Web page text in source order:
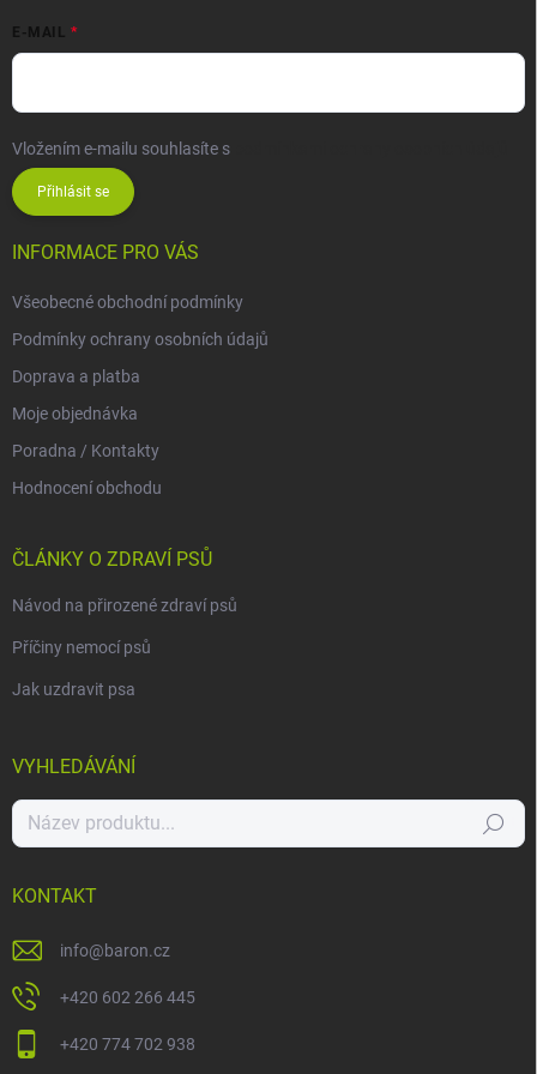
E-MAIL
Vložením e-mailu souhlasíte s
Přihlásit se
INFORMACE PRO VÁS
Všeobecné obchodní podmínky
Podmínky ochrany osobních údajů
Doprava a platba
Moje objednávka
Poradna / Kontakty
Hodnocení obchodu
ČLÁNKY O ZDRAVÍ PSŮ
Návod na přirozené zdraví psů
Příčiny nemocí psů
Jak uzdravit psa
VYHLEDÁVÁNÍ
Hledat
KONTAKT
info@baron.cz
+420 602 266 445
+420 774 702 938